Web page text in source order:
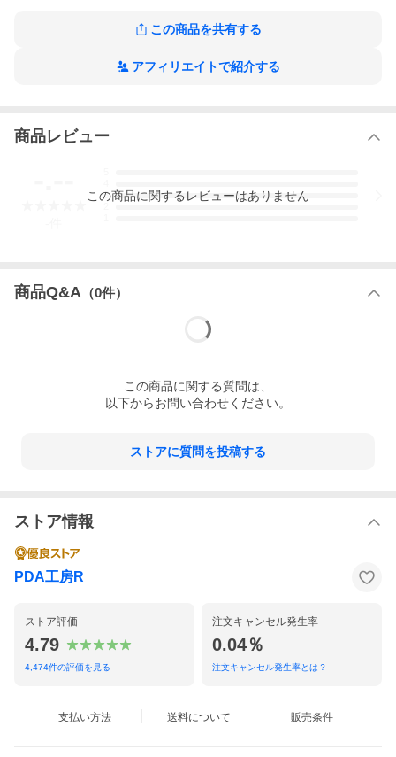
この商品を共有する
アフィリエイトで紹介する
商品レビュー
3
この商品に関するレビューはありません
商品Q&A （0件）
この商品に関する質問は、
以下からお問い合わせください。
ストアに質問を投稿する
ストア情報
PDA工房R
ストア評価
4.79
4,474件の評価を見る
注文キャンセル発生率
0.04％
注文キャンセル発生率とは？
支払い方法 送料について 販売条件